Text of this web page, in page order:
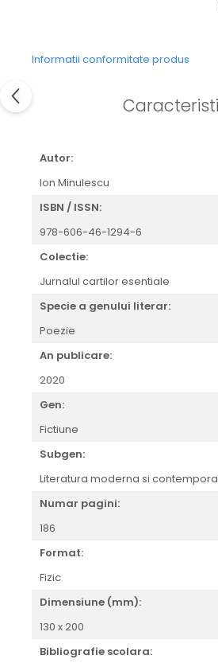
Informatii conformitate produs
Autor:
Ion Minulescu
ISBN / ISSN:
978-606-46-1294-6
Colectie:
Jurnalul cartilor esentiale
Specie a genului literar:
Poezie
An publicare:
2020
Gen:
Fictiune
Subgen:
Literatura moderna si
Numar pagini:
186
Format:
Fizic
Dimensiune (mm):
130 x 200
Bibliografie scolara: